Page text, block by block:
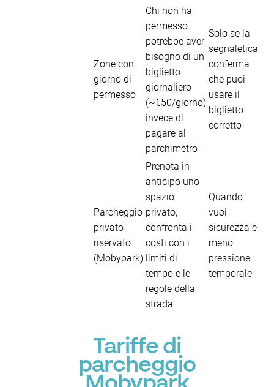
Zone con
giorno di
permesso
Chi non ha
permesso
potrebbe aver
bisogno di un
biglietto
giornaliero
(~€50/giorno)
invece di
pagare al
parchimetro
Solo se la
segnaletica
conferma
che puoi
usare il
biglietto
corretto
Parcheggio
privato
riservato
(Mobypark)
Prenota in
anticipo uno
spazio
privato;
confronta i
costi con i
limiti di
tempo e le
regole della
strada
Quando
vuoi
sicurezza e
meno
pressione
temporale
Tariffe di
parcheggio